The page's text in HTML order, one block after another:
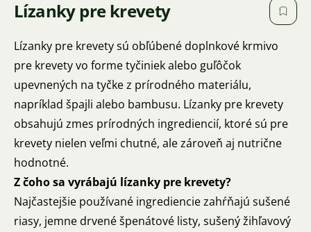
Lízanky pre krevety
Lízanky pre krevety sú obľúbené doplnkové krmivo
pre krevety vo forme tyčiniek alebo guľôčok
upevnených na tyčke z prírodného materiálu,
napríklad špajli alebo bambusu. Lízanky pre krevety
obsahujú zmes prírodných ingrediencií, ktoré sú pre
krevety nielen veľmi chutné, ale zároveň aj nutrične
hodnotné.
Z čoho sa vyrábajú lízanky pre krevety?
Najčastejšie používané ingrediencie zahŕňajú sušené
riasy, jemne drvené špenátové listy, sušený žihľavový